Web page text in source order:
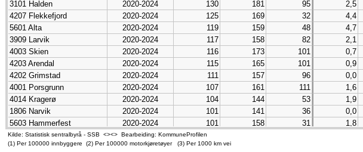
5601 Alta
2020-2024 25
3903 Holmestrand
2020-2024 25
3103 Moss
2020-2024 25
1506 Molde
2020-2024 24
3401 Kongsvinger
2020-2024 23
4005 Notodden
2020-2024 23
1106 Haugesund
2020-2024 22
1806 Narvik
2020-2024 22
4205 Lindesnes
2020-2024 21
3405 Lillehammer
2020-2024 20
3901 Horten
2020-2024 19
3303 Kongsberg
2020-2024
3101 Halden
2020-2024 130 181 95 2,5
4207 Flekkefjord
2020-2024 125 169 32 4,4
5601 Alta
2020-2024 119 159 48 4,7
3909 Larvik
2020-2024 117 158 82 2,1
4003 Skien
2020-2024 116 173 101 0,7
4203 Arendal
2020-2024 115 165 101 0,9
4202 Grimstad
2020-2024 111 157 96 0,0
4001 Porsgrunn
2020-2024 107 161 111 1,6
4014 Kragerø
2020-2024 104 144 53 1,9
1806 Narvik
2020-2024 101 141 36 0,0
5603 Hammerfest
2020-2024 101 158 31 1,8
3903 Holmestrand
2020-2024
3305 Ringerike
2020-2024 97
Kilde: Statistisk sentralbyrå - SSB <><> Bearbeiding: KommuneProfilen
(1) Per 100000 innbyggere (2) Per 100000 motorkjøretøyer (3) Per 1000 km vei